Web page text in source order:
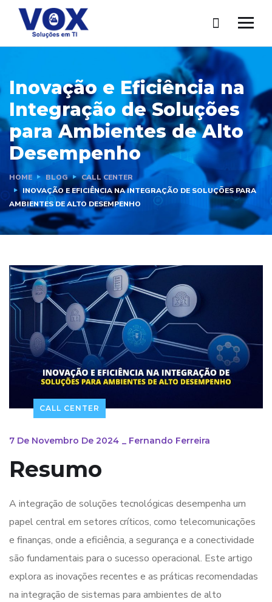
Inovação e Eficiência na
Integração de Soluções
para Ambientes de Alto
Desempenho
HOME BLOG
CALL CENTER
INOVAÇÃO E EFICIÊNCIA NA INTEGRAÇÃO DE SOLUÇÕES PARA
AMBIENTES DE ALTO DESEMPENHO
CALL CENTER
7 De Novembro De 2024 Fernando Ferreira
Resumo
A integração de soluções tecnológicas desempenha um
papel central em setores críticos, como telecomunicações
e finanças, onde a eficiência, a segurança e a conectividade
são fundamentais para o sucesso operacional. Este artigo
explora as inovações recentes e as práticas recomendadas
na integração de sistemas para ambientes de alto